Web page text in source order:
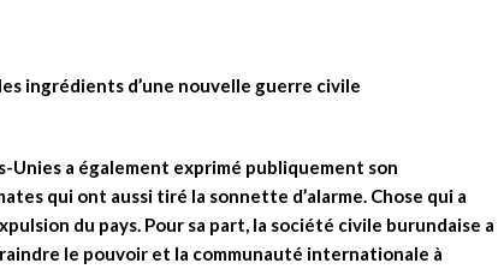
ingrédients d’une nouvelle guerre civile
Unies a également exprimé publiquement son
qui ont aussi tiré la sonnette d’alarme. Chose qui a
du pays. Pour sa part, la société civile burundaise a
le pouvoir et la communauté internationale à